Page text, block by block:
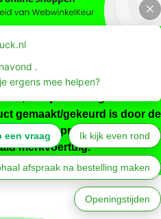
ze zijn niet origineel en
gemaakt/gekeurd is door de
dat het product geschikt is
merkvoertuig.
Powered byJeeigenweb